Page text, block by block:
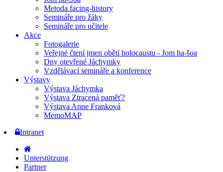
Metoda facing-history
Semináře pro žáky
Semináře pro učitele
Akce
Fotogalerie
Veřejné čtení jmen obětí holocaustu - Jom ha-šoa
Dny otevřené Jáchymky
Vzdělávací semináře a konference
Výstavy
Výstava Jáchymka
Výstava Ztracená paměť?
Výstava Anne Franková
MemoMAP
Intranet
Unterstützung
Partner